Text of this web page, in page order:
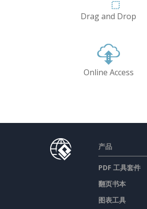
Drag and Drop
Online Access
产品
PDF 工具套件
翻页书本
图表工具